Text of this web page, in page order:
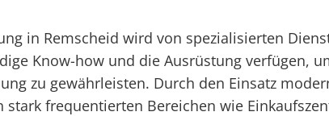
in Remscheid wird von spezialisierten
Know-how und die Ausrüstung verfügen,
zu gewährleisten. Durch den Einsatz
stark frequentierten Bereichen wie